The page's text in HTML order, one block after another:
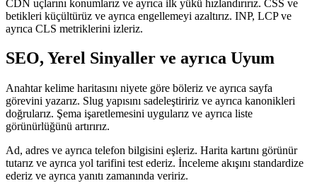
CDN uçlarını konumlarız ve ayrıca ilk yükü hızlandırırız. CSS ve
betikleri küçültürüz ve ayrıca engellemeyi azaltırız. INP, LCP ve
ayrıca CLS metriklerini izleriz.
SEO, Yerel Sinyaller ve ayrıca Uyum
Anahtar kelime haritasını niyete göre böleriz ve ayrıca sayfa
görevini yazarız. Slug yapısını sadeleştiririz ve ayrıca kanonikleri
doğrularız. Şema işaretlemesini uygularız ve ayrıca liste
görünürlüğünü artırırız.
Ad, adres ve ayrıca telefon bilgisini eşleriz. Harita kartını görünür
tutarız ve ayrıca yol tarifini test ederiz. İnceleme akışını standardize
ederiz ve ayrıca yanıtı zamanında veririz.